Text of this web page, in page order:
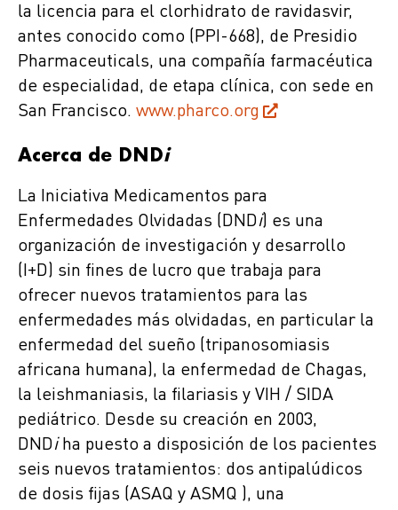
la licencia para el clorhidrato de ravidasvir,
antes conocido como (PPI-668), de Presidio
Pharmaceuticals, una compañía farmacéutica
de especialidad, de etapa clínica, con sede en
San Francisco. www.pharco.org
Acerca de DNDi
La Iniciativa Medicamentos para
Enfermedades Olvidadas (DNDi) es una
organización de investigación y desarrollo
(I+D) sin fines de lucro que trabaja para
ofrecer nuevos tratamientos para las
enfermedades más olvidadas, en particular la
enfermedad del sueño (tripanosomiasis
africana humana), la enfermedad de Chagas,
la leishmaniasis, la filariasis y VIH / SIDA
pediátrico. Desde su creación en 2003,
DNDiha puesto a disposición de los pacientes
seis nuevos tratamientos: dos antipalúdicos
de dosis fijas (ASAQ y ASMQ ), una